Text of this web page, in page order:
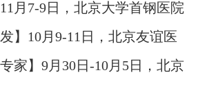
月7-9日，北京大学首钢医院
亲临成都会诊，破解癫痫疑难
】10月9-11日，北京友谊医
诊+治疗援助，破解癫痫难
家】9月30日-10月5日，北京